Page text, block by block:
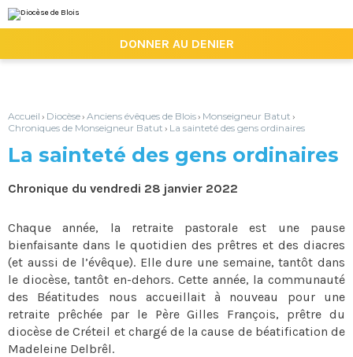
au
contenu.
la
personnels
DONNER AU DENIER
Accueil › Diocèse› Anciens évêques de Blois› Monseigneur Batut ›
Chroniques de Monseigneur Batut › La sainteté des gens ordinaires
La sainteté des gens ordinaires
Chronique du vendredi 28 janvier 2022
Chaque année, la retraite pastorale est une pause
bienfaisante dans le quotidien des prêtres et des diacres
(et aussi de l’évêque). Elle dure une semaine, tantôt dans
le diocèse, tantôt en-dehors. Cette année, la communauté
des Béatitudes nous accueillait à nouveau pour une
retraite prêchée par le Père Gilles François, prêtre du
diocèse de Créteil et chargé de la cause de béatification de
Madeleine Delbrêl.